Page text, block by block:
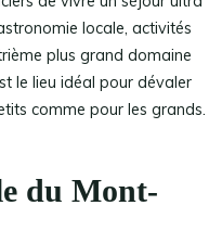
locale, activités
plus grand domaine
le lieu idéal pour dévaler
comme pour les grands.
du Mont-